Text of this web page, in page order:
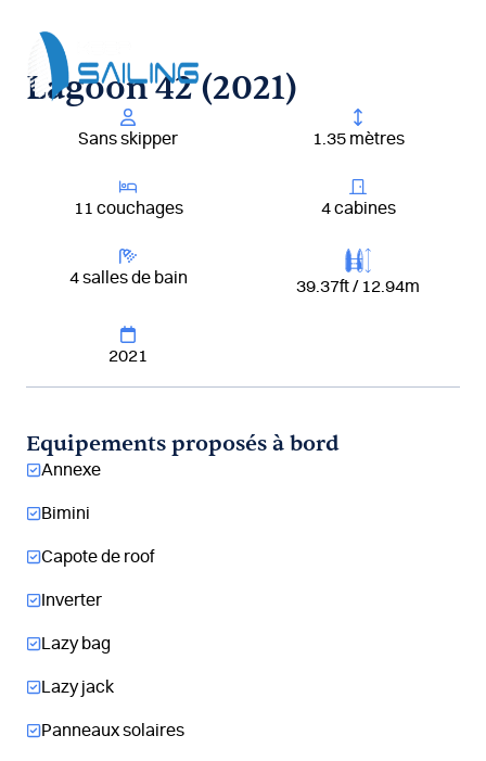
contenu
Lagoon 42 (2021)
Sans skipper 1.35 mètres
11 couchages 4 cabines
4 salles de bain 39.37ft / 12.94m
2021
Equipements proposés à bord
Annexe
Bimini
Capote de roof
Inverter
Lazy bag
Lazy jack
Panneaux solaires